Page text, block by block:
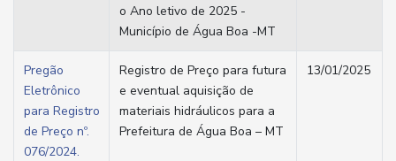
o Ano letivo de 2025 -
Município de Água Boa -MT
Pregão
Eletrônico
para Registro
de Preço nº.
076/2024.
Registro de Preço para futura
e eventual aquisição de
materiais hidráulicos para a
Prefeitura de Água Boa – MT
13/01/2025